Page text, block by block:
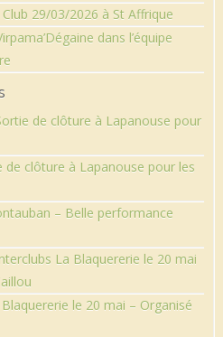
29/03/2026 à St Affrique
dans l’équipe
de clôture à Lapanouse pour
de clôture à Lapanouse pour les
– Belle performance
La Blaquererie le 20 mai
le 20 mai – Organisé